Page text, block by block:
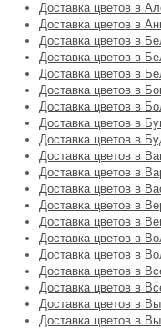
Доставка цветов в
Доставка цветов в
Доставка цветов в
Доставка цветов в
Доставка цветов в
Доставка цветов в
Доставка цветов в
Доставка цветов в
Доставка цветов в
Доставка цветов в
Доставка цветов в
Доставка цветов в
Доставка цветов в
Доставка цветов в
Доставка цветов в
Доставка цветов в
Доставка цветов в
Доставка цветов в
Доставка цветов в
Доставка цветов в